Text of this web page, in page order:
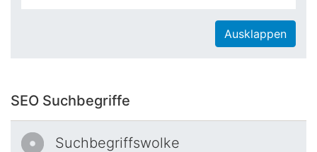
Ausklappen
SEO Suchbegriffe
Suchbegriffswolke